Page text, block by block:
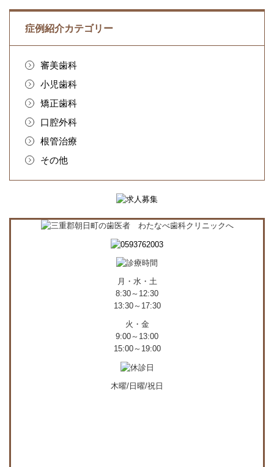
症例紹介カテゴリー
審美歯科
小児歯科
矯正歯科
口腔外科
根管治療
その他
月・水・土
8:30～12:30
13:30～17:30
火・金
9:00～13:00
15:00～19:00
木曜/日曜/祝日